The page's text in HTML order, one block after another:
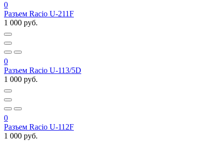
0
Разъем Racio U-211F
1 000 руб.
0
Разъем Racio U-113/5D
1 000 руб.
0
Разъем Racio U-112F
1 000 руб.